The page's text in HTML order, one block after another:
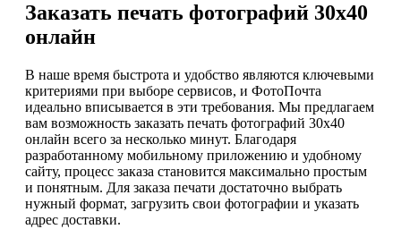
Заказать печать фотографий 30х40
онлайн
В наше время быстрота и удобство являются ключевыми
критериями при выборе сервисов, и ФотоПочта
идеально вписывается в эти требования. Мы предлагаем
вам возможность заказать печать фотографий 30х40
онлайн всего за несколько минут. Благодаря
разработанному мобильному приложению и удобному
сайту, процесс заказа становится максимально простым
и понятным. Для заказа печати достаточно выбрать
нужный формат, загрузить свои фотографии и указать
адрес доставки.